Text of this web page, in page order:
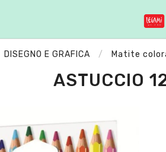
DISEGNO E GRAFICA Matite
ASTUCCIO